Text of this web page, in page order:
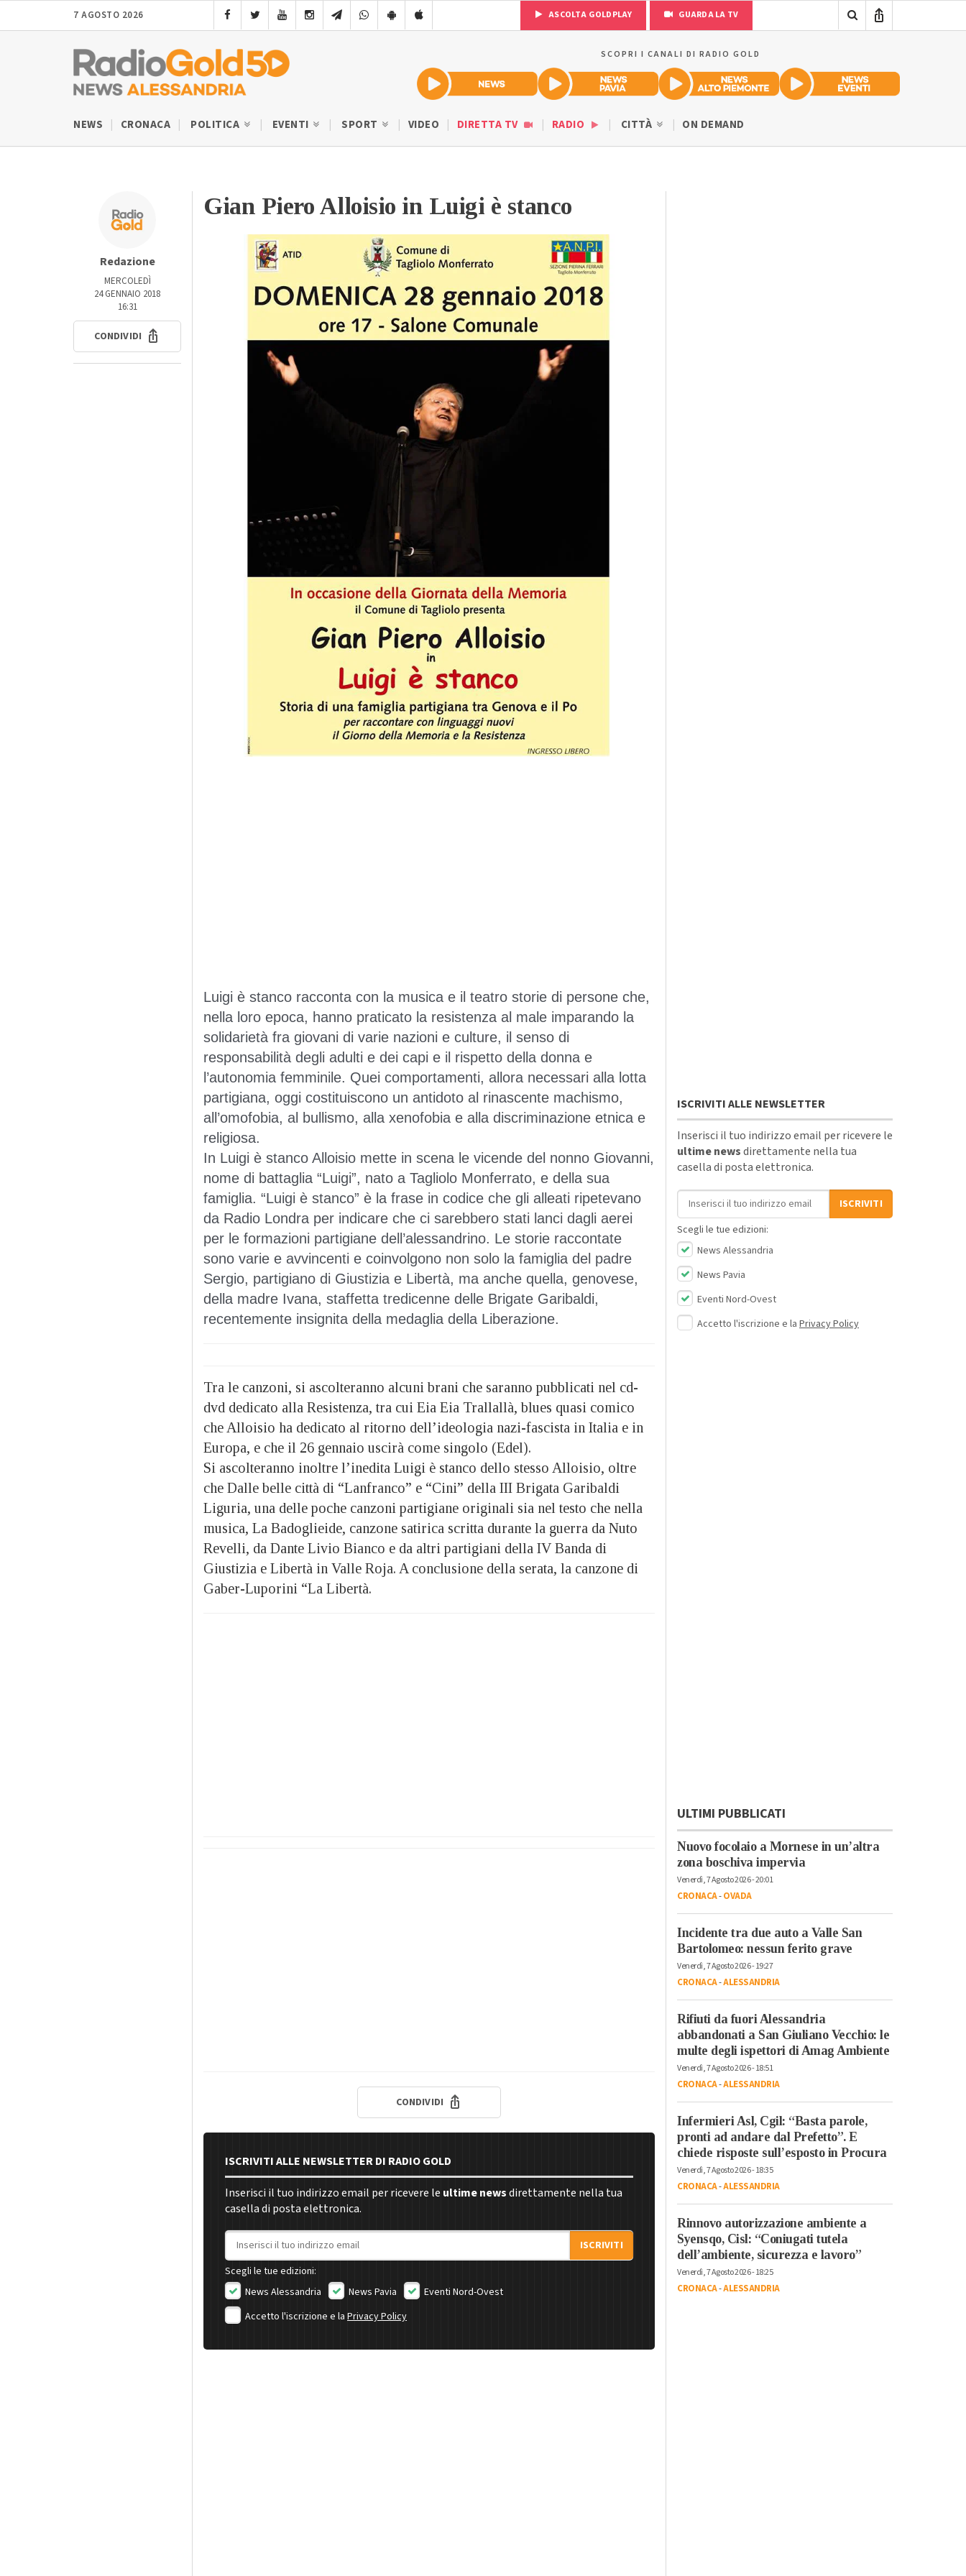
7 AGOSTO 2026 ASCOLTA GOLDPLAY GUARDA LA TV
SCOPRI I CANALI DI RADIO GOLD
NEWS CRONACA POLITICA EVENTI SPORT VIDEO DIRETTA TV RADIO CITTÀ ON DEMAND
Redazione
MERCOLEDÌ
24 GENNAIO 2018
16:31
CONDIVIDI
Gian Piero Alloisio in Luigi è stanco
Luigi è stanco racconta con la musica e il teatro storie di persone che,
nella loro epoca, hanno praticato la resistenza al male imparando la
solidarietà fra giovani di varie nazioni e culture, il senso di
responsabilità degli adulti e dei capi e il rispetto della donna e
l’autonomia femminile. Quei comportamenti, allora necessari alla lotta
partigiana, oggi costituiscono un antidoto al rinascente machismo,
all’omofobia, al bullismo, alla xenofobia e alla discriminazione etnica e
religiosa.
In Luigi è stanco Alloisio mette in scena le vicende del nonno Giovanni,
nome di battaglia “Luigi”, nato a Tagliolo Monferrato, e della sua
famiglia. “Luigi è stanco” è la frase in codice che gli alleati ripetevano
da Radio Londra per indicare che ci sarebbero stati lanci dagli aerei
per le formazioni partigiane dell’alessandrino. Le storie raccontate
sono varie e avvincenti e coinvolgono non solo la famiglia del padre
Sergio, partigiano di Giustizia e Libertà, ma anche quella, genovese,
della madre Ivana, staffetta tredicenne delle Brigate Garibaldi,
recentemente insignita della medaglia della Liberazione.
Tra le canzoni, si ascolteranno alcuni brani che saranno pubblicati nel cd-
dvd dedicato alla Resistenza, tra cui Eia Eia Trallallà, blues quasi comico
che Alloisio ha dedicato al ritorno dell’ideologia nazi-fascista in Italia e in
Europa, e che il 26 gennaio uscirà come singolo (Edel).
Si ascolteranno inoltre l’inedita Luigi è stanco dello stesso Alloisio, oltre
che Dalle belle città di “Lanfranco” e “Cini” della III Brigata Garibaldi
Liguria, una delle poche canzoni partigiane originali sia nel testo che nella
musica, La Badoglieide, canzone satirica scritta durante la guerra da Nuto
Revelli, da Dante Livio Bianco e da altri partigiani della IV Banda di
Giustizia e Libertà in Valle Roja. A conclusione della serata, la canzone di
Gaber-Luporini “La Libertà.
CONDIVIDI
ISCRIVITI ALLE NEWSLETTER DI RADIO GOLD
Inserisci il tuo indirizzo email per ricevere le ultime newsdirettamente nella tua
casella di posta elettronica.
Indirizzo email
ISCRIVITI
Scegli le tue edizioni:
News Alessandria
News Pavia
Eventi Nord-Ovest
Accetto l'iscrizione e la Privacy Policy
ISCRIVITI ALLE NEWSLETTER
Inserisci il tuo indirizzo email per ricevere le
ultime newsdirettamente nella tua
casella di posta elettronica.
Indirizzo email
ISCRIVITI
Scegli le tue edizioni:
News Alessandria
News Pavia
Eventi Nord-Ovest
Accetto l'iscrizione e la Privacy Policy
ULTIMI PUBBLICATI
Nuovo focolaio a Mornese in un’altra
zona boschiva impervia
Venerdì, 7 Agosto 2026 - 20:01
CRONACA-OVADA
Incidente tra due auto a Valle San
Bartolomeo: nessun ferito grave
Venerdì, 7 Agosto 2026 - 19:27
CRONACA-ALESSANDRIA
Rifiuti da fuori Alessandria
abbandonati a San Giuliano Vecchio: le
multe degli ispettori di Amag Ambiente
Venerdì, 7 Agosto 2026 - 18:51
CRONACA-ALESSANDRIA
Infermieri Asl, Cgil: “Basta parole,
pronti ad andare dal Prefetto”. E
chiede risposte sull’esposto in Procura
Venerdì, 7 Agosto 2026 - 18:35
CRONACA-ALESSANDRIA
Rinnovo autorizzazione ambiente a
Syensqo, Cisl: “Coniugati tutela
dell’ambiente, sicurezza e lavoro”
Venerdì, 7 Agosto 2026 - 18:25
CRONACA-ALESSANDRIA